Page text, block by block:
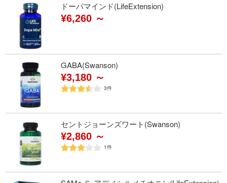
ドーパマインド(LifeExtension)
¥6,260 ～
GABA(Swanson)
¥3,180 ～
3件
セントジョーンズワート(Swanson)
¥2,860 ～
1件